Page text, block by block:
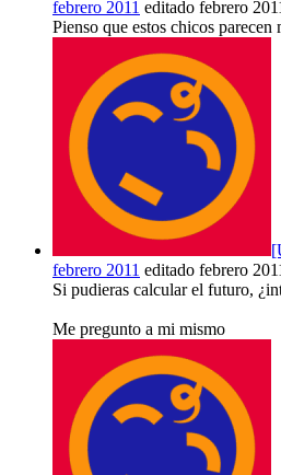
febrero 2011 editado febrero
Pienso que estos chicos
febrero 2011 editado febrero
Si pudieras calcular el futuro,
Me pregunto a mi mismo